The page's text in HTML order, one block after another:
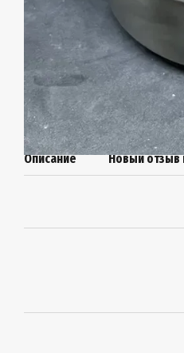
Описание Новый отзыв